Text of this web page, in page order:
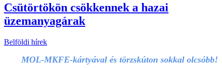
Csütörtökön csökkennek a hazai
üzemanyagárak
Belföldi hírek
MOL-MKFE-kártyával és törzskúton sokkal olcsóbb!